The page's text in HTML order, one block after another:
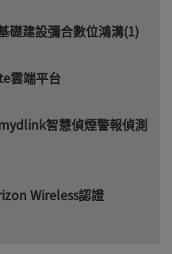
建設彌合數位鴻溝(1)
雲端平台
智慧偵煙警報偵測
Wireless認證